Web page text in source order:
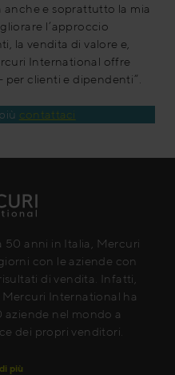
anche e soprattutto la mia
l’approccio
la vendita di valore e,
International offre
per clienti e dipendenti”.
contattaci
50 anni in Italia, Mercuri
con le aziende con
di vendita. Infatti,
Mercuri International ha
nel mondo a
dei propri venditori.
più